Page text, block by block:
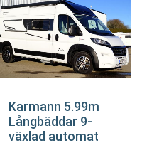
Karmann 5.99m
Långbäddar 9-
växlad automat